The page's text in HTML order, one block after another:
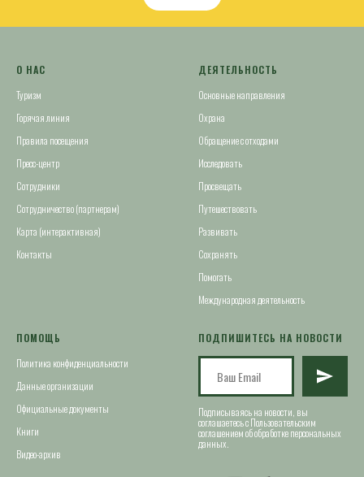
О НАС
Туризм
Горячая линия
Правила посещения
Пресс-центр
Сотрудники
Сотрудничество (партнерам)
Карта (интерактивная)
Контакты
ДЕЯТЕЛЬНОСТЬ
Основные направления
Охрана
Обращение с отходами
Исследовать
Просвещать
Путешествовать
Развивать
Сохранять
Помогать
Международная деятельность
ПОМОЩЬ
Политика конфиденциальности
Данные организации
Официальные документы
Книги
Видео-архив
ПОДПИШИТЕСЬ НА НОВОСТИ
Подписываясь на новости, вы
соглашаетесь с Пользовательским
соглашением об обработке персональных
данных.